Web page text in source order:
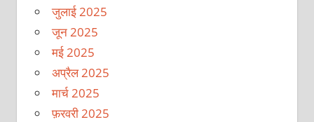
जुलाई 2025
जून 2025
मई 2025
अप्रैल 2025
मार्च 2025
फ़रवरी 2025